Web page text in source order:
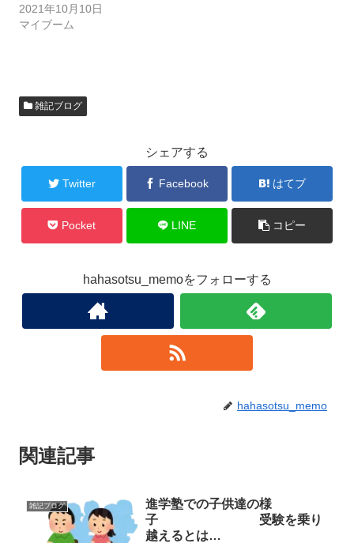
2021年10月10日
マイブーム
雑記ブログ
シェアする
Twitter Facebook はてブ
Pocket LINE コピー
hahasotsu_memoをフォローする
hahasotsu_memo
関連記事
雑記ブログ
進学塾での子供達の様
子 受験を乗り
越えるとは…